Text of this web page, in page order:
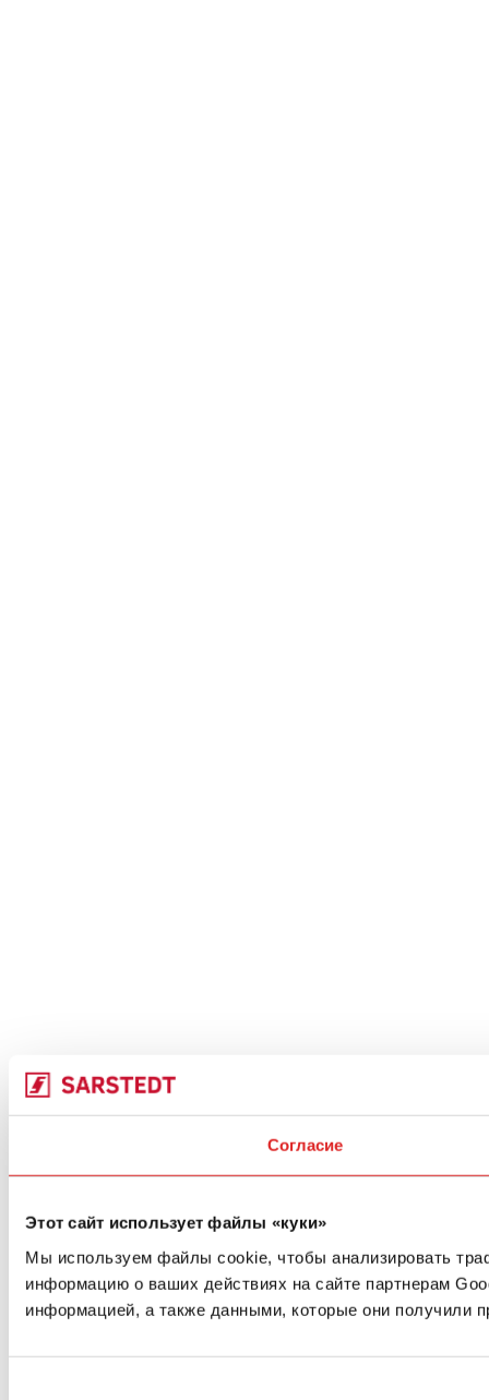
Согласие
Этот сайт использует файлы «куки»
Мы используем файлы cookie, чтобы анализировать
информацию о ваших действиях на сайте партнерам
информацией, а также данными, которые они получили